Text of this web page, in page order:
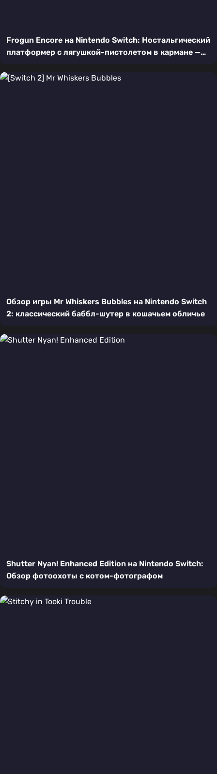
Frogun Encore на Nintendo Switch: Ностальгический
платформер с лягушкой-пистолетом в кармане —
Обзор игры Mr Whiskers Bubbles на Nintendo Switch
2: классический баббл-шутер в кошачьем обличье
Shutter Nyan! Enhanced Edition на Nintendo Switch:
Обзор фотоохоты с котом-фотографом